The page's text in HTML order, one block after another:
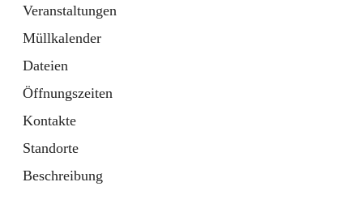
Veranstaltungen
Müllkalender
Dateien
Öffnungszeiten
Kontakte
Standorte
Beschreibung